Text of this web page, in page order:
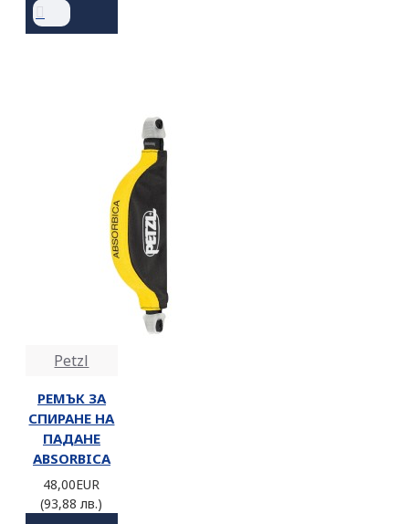
Petzl
РЕМЪК ЗА
СПИРАНЕ НА
ПАДАНЕ
ABSORBICA
48,00EUR
(93,88 лв.)